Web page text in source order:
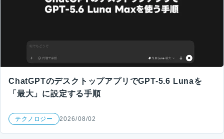
ChatGPTのデスクトップアプリでGPT-5.6 Lunaを
「最大」に設定する手順
テクノロジー 2026/08/02